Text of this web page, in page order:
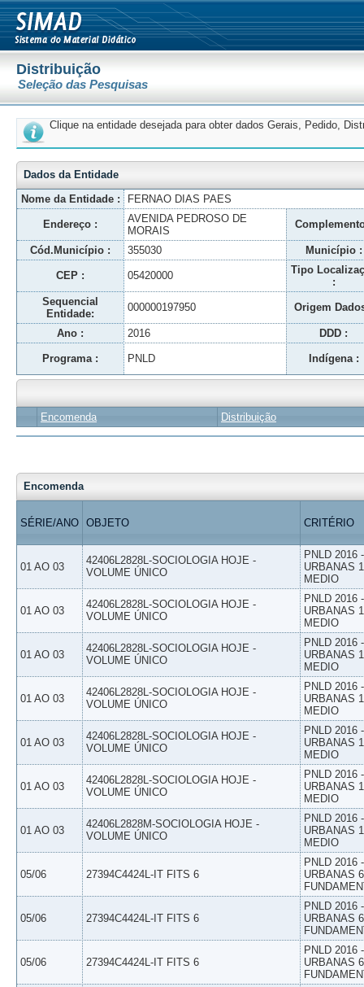
Distribuição
Seleção das Pesquisas
Clique na entidade desejada para obter dados Gerais, Pedido,
Dados da Entidade
Nome da Entidade :
FERNAO DIAS PAES
Endereço :
AVENIDA PEDROSO DE
MORAIS
Cód.Município : 355030 Município :
CEP : 05420000
Tipo
:
Sequencial
Entidade:
000000197950 Origem
Ano : 2016 DDD :
Programa : PNLD Indígena :
Encomenda Distribuição
Encomenda
SÉRIE/ANO OBJETO CRITÉRIO
01 AO 03
42406L2828L-SOCIOLOGIA HOJE -
VOLUME ÚNICO
PNLD 2016
URBANAS
MEDIO
01 AO 03
42406L2828L-SOCIOLOGIA HOJE -
VOLUME ÚNICO
PNLD 2016
URBANAS
MEDIO
01 AO 03
42406L2828L-SOCIOLOGIA HOJE -
VOLUME ÚNICO
PNLD 2016
URBANAS
MEDIO
01 AO 03
42406L2828L-SOCIOLOGIA HOJE -
VOLUME ÚNICO
PNLD 2016
URBANAS
MEDIO
01 AO 03
42406L2828L-SOCIOLOGIA HOJE -
VOLUME ÚNICO
PNLD 2016
URBANAS
MEDIO
01 AO 03
42406L2828L-SOCIOLOGIA HOJE -
VOLUME ÚNICO
PNLD 2016
URBANAS
MEDIO
01 AO 03
42406L2828M-SOCIOLOGIA HOJE -
VOLUME ÚNICO
PNLD 2016
URBANAS
MEDIO
05/06 27394C4424L-IT FITS 6
PNLD 2016
URBANAS
05/06 27394C4424L-IT FITS 6
PNLD 2016
URBANAS
05/06 27394C4424L-IT FITS 6
PNLD 2016
URBANAS